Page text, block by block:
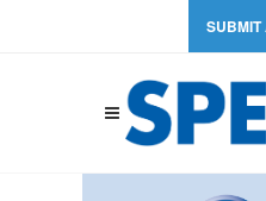
SUBMIT